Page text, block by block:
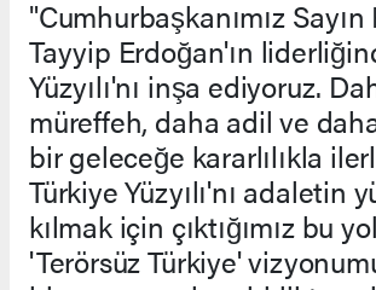
"Cumhurbaşkanımız
Tayyip Erdoğan'ın
Yüzyılı'nı inşa ediyoruz.
müreffeh, daha adil ve
bir geleceğe kararlılıkla
Türkiye Yüzyılı'nı adaletin
kılmak için çıktığımız bu
'Terörsüz Türkiye'